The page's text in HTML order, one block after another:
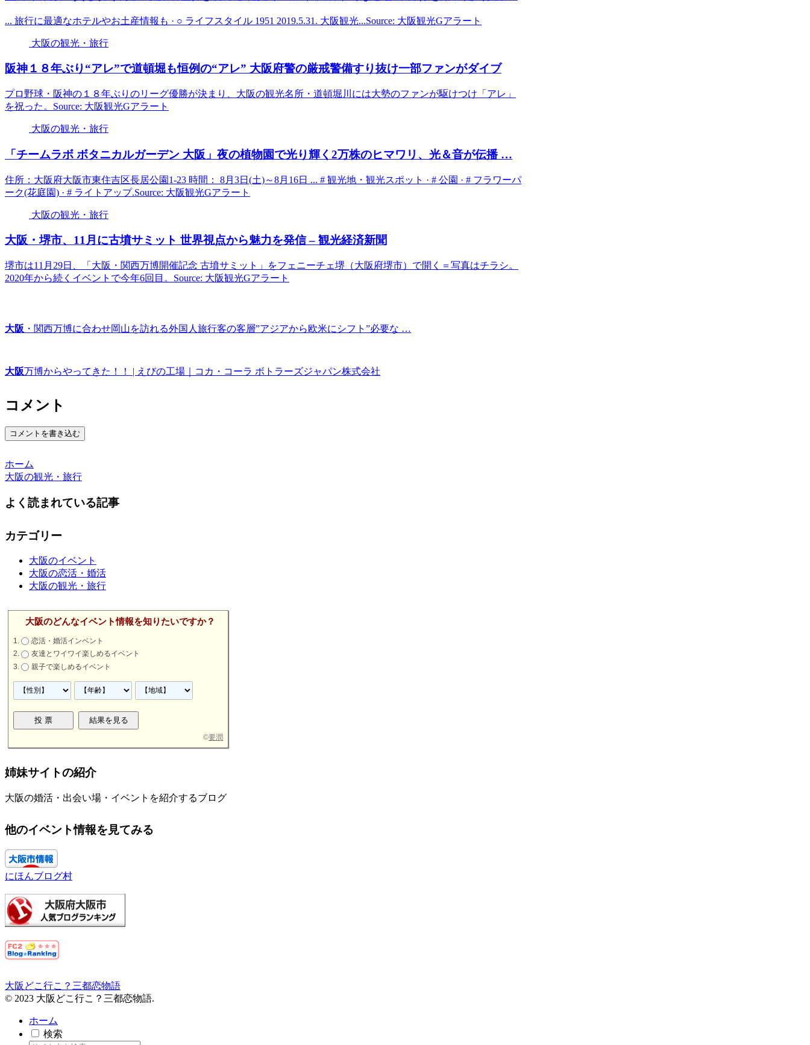
... 旅行に最適なホテルやお土産情報も · ○ ライフスタイル 1951 2019.5.31. 大阪観光...Source: 大阪観光Gアラート
大阪の観光・旅行
阪神１８年ぶり“アレ”で道頓堀も恒例の“アレ” 大阪府警の厳戒警備すり抜け一部ファンがダイブ
プロ野球・阪神の１８年ぶりのリーグ優勝が決まり、大阪の観光名所・道頓堀川には大勢のファンが駆けつけ「アレ」
を祝った。Source: 大阪観光Gアラート
大阪の観光・旅行
「チームラボ ボタニカルガーデン 大阪 」夜の植物園で光り輝く2万株のヒマワリ、光＆音が伝播 …
住所：大阪府大阪市東住吉区長居公園1-23 時間： 8月3日(土)～8月16日 ... # 観光地・観光スポット · # 公園 · # フラワーパ
ーク(花庭園) · # ライトアップ.Source: 大阪観光Gアラート
大阪の観光・旅行
大阪 ・堺市、11月に古墳サミット 世界視点から魅力を発信 – 観光経済新聞
堺市は11月29日、「大阪・関西万博開催記念 古墳サミット」をフェニーチェ堺（大阪府堺市）で開く＝写真はチラシ。
2020年から続くイベントで今年6回目。Source: 大阪観光Gアラート
大阪 ・関西万博に合わせ岡山を訪れる外国人旅行客の客層”アジアから欧米にシフト”必要な …
大阪万博からやってきた！！ | えびの工場｜コカ・コーラ ボトラーズジャパン株式会社
コメント
コメントを書き込む
ホーム
大阪の観光・旅行
よく読まれている記事
カテゴリー
大阪のイベント
大阪の恋活・婚活
大阪の観光・旅行
大阪のどんなイベント情報を知りたいですか？
恋活・婚活インベント
友達とワイワイ楽しめるイベント
親子で楽しめるイベント
©要潤
姉妹サイトの紹介
大阪の婚活・出会い場・イベントを紹介するブログ
他のイベント情報を見てみる
にほんブログ村
大阪どこ行こ？三都恋物語
© 2023 大阪どこ行こ？三都恋物語.
ホーム
検索